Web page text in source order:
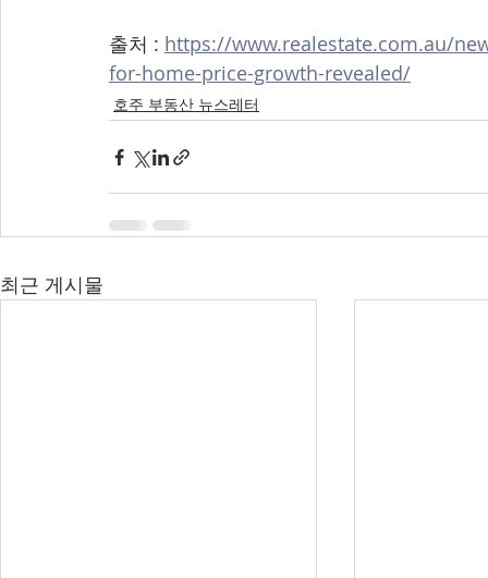
출처 : https://www.realestate.com.au/
for-home-price-growth-revealed/
호주 부동산 뉴스레터
최근 게시물